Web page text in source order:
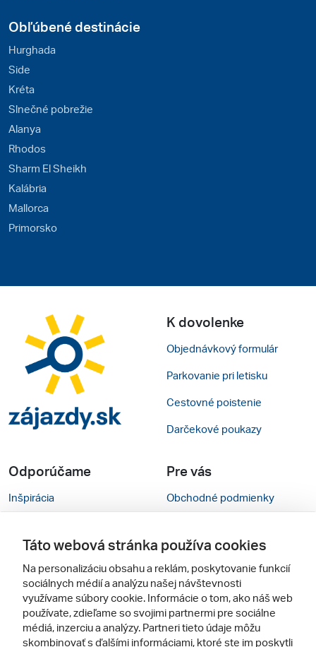
Obľúbené destinácie
Hurghada
Side
Kréta
Slnečné pobrežie
Alanya
Rhodos
Sharm El Sheikh
Kalábria
Mallorca
Primorsko
K dovolenke
Objednávkový formulár
Parkovanie pri letisku
Cestovné poistenie
Darčekové poukazy
Odporúčame
Inšpirácia
Cestovné kancelárie
Zájezdy.cz
Pre vás
Obchodné podmienky
Nastavenie cookies
Mobilná verzia webu
Sledujte nás
Táto webová stránka používa cookies
Na personalizáciu obsahu a reklám, poskytovanie funkcií
sociálnych médií a analýzu našej návštevnosti
využívame súbory cookie. Informácie o tom, ako náš web
používate, zdieľame so svojimi partnermi pre sociálne
médiá, inzerciu a analýzy. Partneri tieto údaje môžu
skombinovať s ďalšími informáciami, ktoré ste im poskytli